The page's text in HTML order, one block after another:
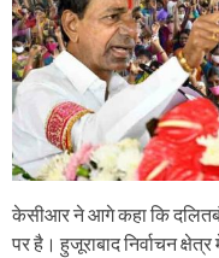
केसीआर ने आगे कहा कि
पर है। हुजूराबाद निर्वाचन